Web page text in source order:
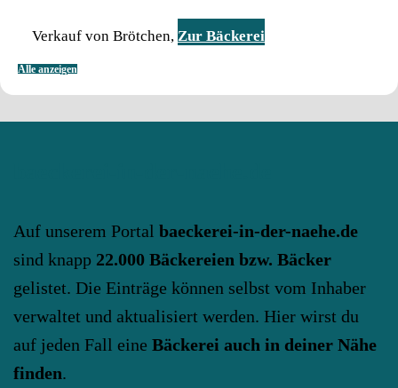
Verkauf von Brötchen, Zur Bäckerei
Alle anzeigen
Auf unserem Portal baeckerei-in-der-naehe.de
sind knapp 22.000 Bäckereien bzw. Bäcker
gelistet. Die Einträge können selbst vom Inhaber
verwaltet und aktualisiert werden. Hier wirst du
auf jeden Fall eine Bäckerei auch in deiner Nähe
finden.